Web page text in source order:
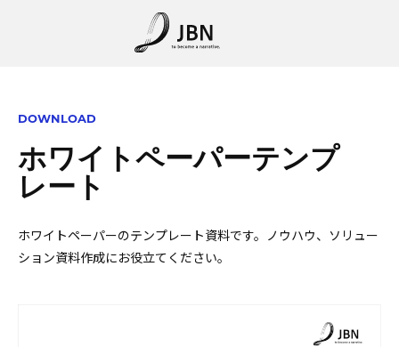
DOWNLOAD
ホワイトペーパーテンプ
レート
ホワイトペーパーのテンプレート資料です。ノウハウ、ソリュー
ション資料作成にお役立てください。